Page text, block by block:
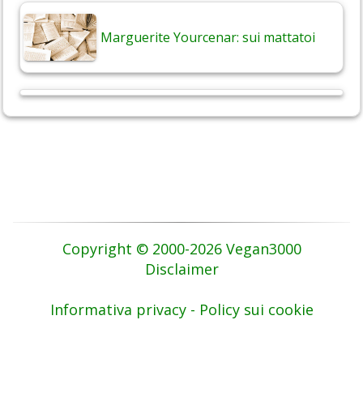
Marguerite Yourcenar: sui mattatoi
Copyright © 2000-2026 Vegan3000
Disclaimer
Informativa privacy - Policy sui cookie